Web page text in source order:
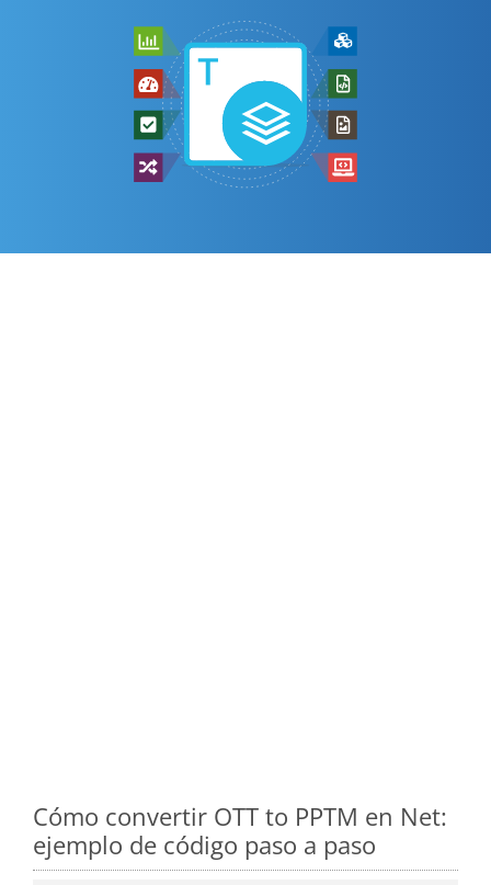
Cómo convertir OTT to PPTM en Net:
ejemplo de código paso a paso